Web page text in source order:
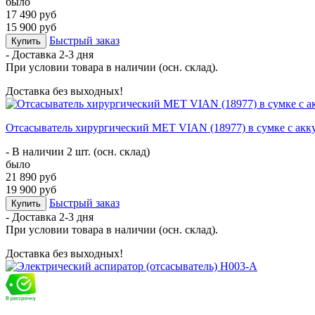
17 490 руб
15 900 руб
Купить
Быстрый заказ
- Доставка 2-3 дня
При условии товара в наличии (осн. склад).
Доставка без выходных!
Отсасыватель хирургический MET VIAN (18977) в сумке с
- В наличии 2 шт. (осн. склад)
было
21 890 руб
19 900 руб
Купить
Быстрый заказ
- Доставка 2-3 дня
При условии товара в наличии (осн. склад).
Доставка без выходных!